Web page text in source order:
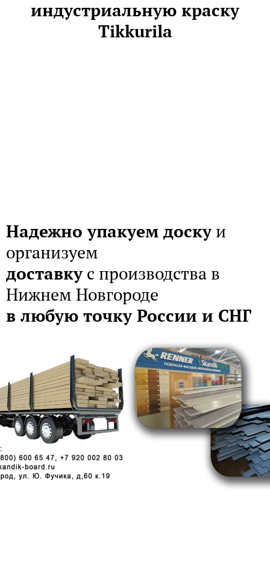
индустриальную краску
Tikkurila
Надежно упакуем доскуи
организуем
доставкус производства в
Нижнем Новгороде
в любую точку России и СНГ